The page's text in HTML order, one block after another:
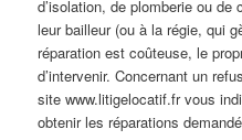
d’isolation, de plomberie ou
leur bailleur (ou à la régie, qui
réparation est coûteuse, le
d’intervenir. Concernant un
site www.litigelocatif.fr vous
obtenir les réparations